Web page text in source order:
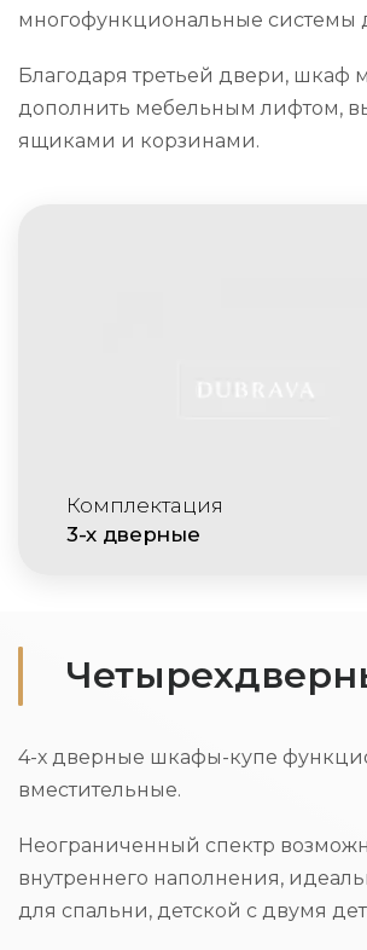
Комплектация
3-х дверные
многофункциональные системы
Благодаря третьей двери, шкаф
дополнить мебельным лифтом,
ящиками и корзинами.
4-х дверные шкафы-купе
вместительные.
Неограниченный спектр
внутреннего наполнения,
для спальни, детской с двумя